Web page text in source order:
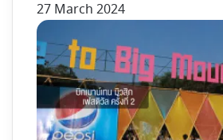
27 March 2024